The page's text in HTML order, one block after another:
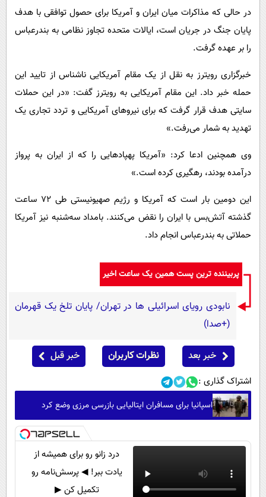
در حالی که مذاکرات میان ایران و آمریکا برای حصول توافقی با هدف
پایان جنگ در جریان است، ایالات متحده تجاوز نظامی به بندرعباس
را بر عهده گرفت.
خبرگزاری رویترز به نقل از یک مقام آمریکایی ناشناس از تایید این
حمله خبر داد. این مقام آمریکایی به رویترز گفت: «در این حملات
سایتی هدف قرار گرفت که برای نیروهای آمریکایی و تردد تجاری یک
تهدید به شمار می‌رفت.»
وی همچنین ادعا کرد: «آمریکا پهپادهایی را که از ایران به پرواز
درآمده بودند، رهگیری کرده است.»
این دومین بار است که آمریکا و رژیم صهیونیستی طی ۷۲ ساعت
گذشته آتش‌بس با ایران را نقض می‌کنند. بامداد سه‌شنبه نیز آمریکا
حملاتی به بندرعباس انجام داد.
پربیننده ترین پست همین یک ساعت اخیر
نابودی رویای اسرائیلی ها در تهران/ پایان تلخ یک قهرمان
(+صدا)
خبر بعد نظرات کاربران خبر قبل
اشتراک گذاری :
اسپانیا برای مسافران ایتالیایی بازرسی مرزی وضع کرد
درد زانو رو برای همیشه از
یادت ببر! ◀ پرسش‌نامه رو
تکمیل کن ▶